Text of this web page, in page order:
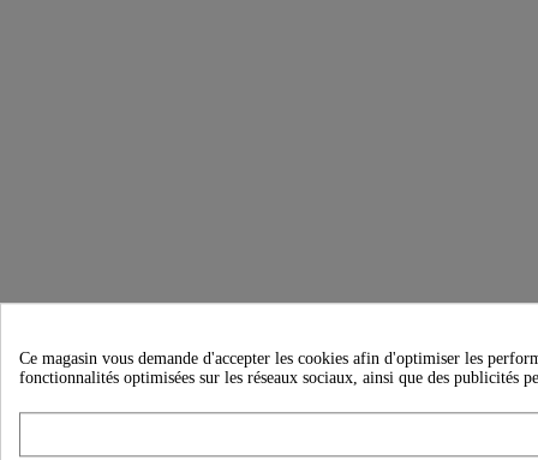
Ce magasin vous demande d'accepter les cookies afin d'optimiser les
fonctionnalités optimisées sur les réseaux sociaux, ainsi que des publicités